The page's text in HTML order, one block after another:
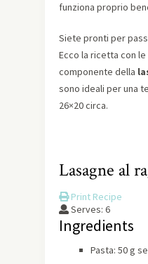
funziona proprio
Siete pronti per
Ecco la ricetta con
componente della
sono ideali per una
26×20 circa.
Lasagne al
Print Recipe
Serves: 6
Ingredients
Pasta: 50 g